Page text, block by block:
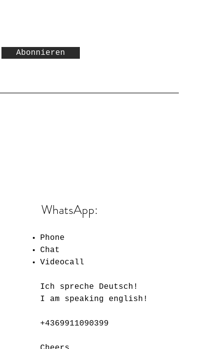
Abonnieren
WhatsApp:
Phone
Chat
Videocall
Ich spreche Deutsch!
I am speaking english!
+4369911090399